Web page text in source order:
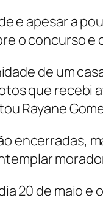
e apesar a
o concurso e
de um
que recebi
Rayane
encerradas,
20 de maio